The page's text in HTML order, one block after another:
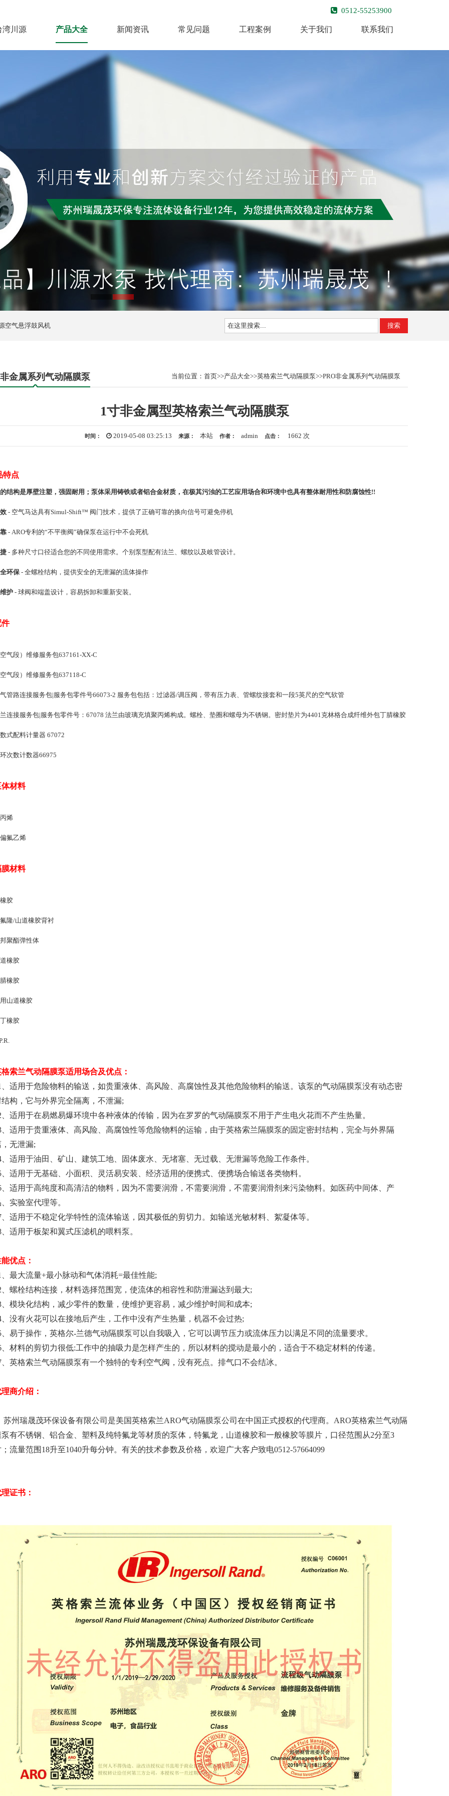
0512-55253900
湾川源 产品大全 新闻资讯 常见问题 工程案例 关于我们 联系我们
空气悬浮鼓风机 搜索
金属系列气动隔膜泵 当前位置： 首页>>产品大全>>英格索兰气动隔膜泵>>PRO非金属系列气动隔膜泵
1寸非金属型英格索兰气动隔膜泵
时间： 2019-05-08 03:25:13 来源： 本站 作者： admin 点击： 1662 次
特点
结构是厚壁注塑，强固耐用；泵体采用铸铁或者铝合金材质，在极其污浊的工艺应用场合和环境中也具有整体耐用性和防腐蚀性!!
- 空气马达具有Simul-Shift™ 阀门技术，提供了正确可靠的换向信号可避免停机
- ARO专利的“不平衡阀”确保泵在运行中不会死机
- 多种尺寸口径适合您的不同使用需求。个别泵型配有法兰、螺纹以及岐管设计。
环保 - 全螺栓结构，提供安全的无泄漏的流体操作
护 - 球阀和端盖设计，容易拆卸和重新安装。
件
空气段）维修服务包637161-XX-C
空气段）维修服务包637118-C
管路连接服务包|服务包零件号66073-2 服务包包括：过滤器/调压阀，带有压力表、管螺纹接套和一段5英尺的空气软管
连接服务包|服务包零件号：67078 法兰由玻璃充填聚丙烯构成。螺栓、垫圈和螺母为不锈钢。密封垫片为4401克林格合成纤维外包丁腈橡胶
式配料计量器 67072
次数计数器66975
体材料
烯
氟乙烯
膜材料
胶
隆/山道橡胶背衬
聚酯弹性体
橡胶
橡胶
山道橡胶
橡胶
索兰气动隔膜泵适用场合及优点：
、适用于危险物料的输送，如贵重液体、高风险、高腐蚀性及其他危险物料的输送。该泵的气动隔膜泵没有动态密
结构，它与外界完全隔离，不泄漏;
、适用于在易燃易爆环境中各种液体的传输，因为在罗罗的气动隔膜泵不用于产生电火花而不产生热量。
、适用于贵重液体、高风险、高腐蚀性等危险物料的运输，由于英格索兰隔膜泵的固定密封结构，完全与外界隔
无泄漏;
、适用于油田、矿山、建筑工地、固体废水、无堵塞、无过载、无泄漏等危险工作条件。
、适用于无基础、小面积、灵活易安装、经济适用的便携式、便携场合输送各类物料。
、适用于高纯度和高清洁的物料，因为不需要润滑，不需要润滑，不需要润滑剂来污染物料。如医药中间体、产
实验室代理等。
、适用于不稳定化学特性的流体输送，因其极低的剪切力。如输送光敏材料、絮凝体等。
、适用于板架和翼式压滤机的喂料泵。
优点：
、最大流量+最小脉动和气体消耗=最佳性能;
、螺栓结构连接，材料选择范围宽，使流体的相容性和防泄漏达到最大;
、模块化结构，减少零件的数量，使维护更容易，减少维护时间和成本;
、没有火花可以在接地后产生，工作中没有产生热量，机器不会过热;
、易于操作，英格尔-兰德气动隔膜泵可以自我吸入，它可以调节压力或流体压力以满足不同的流量要求。
、材料的剪切力很低:工作中的抽吸力是怎样产生的，所以材料的搅动是最小的，适合于不稳定材料的传递。
、英格索兰气动隔膜泵有一个独特的专利空气阀，没有死点。排气口不会结冰。
商介绍：
州瑞晟茂环保设备有限公司是美国英格索兰ARO气动隔膜泵公司在中国正式授权的代理商。ARO英格索兰气动隔
泵有不锈钢、铝合金、塑料及纯特氟龙等材质的泵体，特氟龙，山道橡胶和一般橡胶等膜片，口径范围从2分至3
流量范围18升至1040升每分钟。 有关的技术参数及价格，欢迎广大客户致电0512-57664099
证书：